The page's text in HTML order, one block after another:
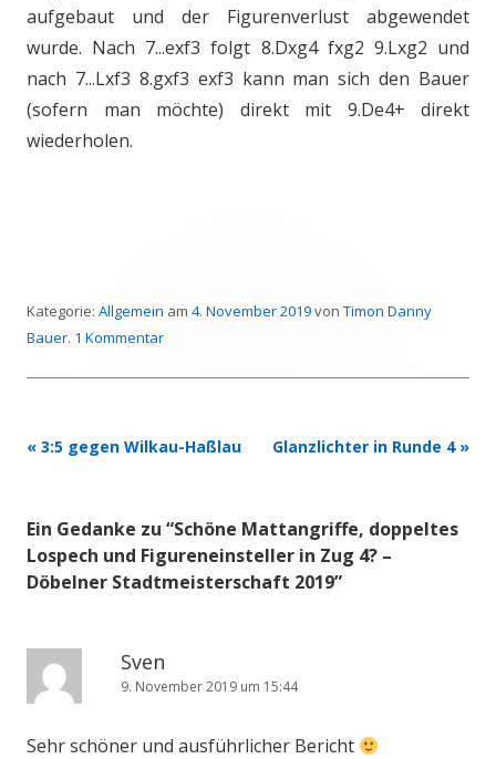
aufgebaut und der Figurenverlust abgewendet
wurde. Nach 7...exf3 folgt 8.Dxg4 fxg2 9.Lxg2 und
nach 7...Lxf3 8.gxf3 exf3 kann man sich den Bauer
(sofern man möchte) direkt mit 9.De4+ direkt
wiederholen.
Kategorie: Allgemein am 4. November 2019von Timon Danny
Bauer. 1 Kommentar
Beitrags-
« 3:5 gegen Wilkau-Haßlau Glanzlichter in Runde 4 »
Ein Gedanke zu “Schöne Mattangriffe, doppeltes
Lospech und Figureneinsteller in Zug 4? –
Döbelner Stadtmeisterschaft 2019”
Sven
9. November 2019 um 15:44
Sehr schöner und ausführlicher Bericht